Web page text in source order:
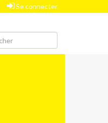
Se connecter